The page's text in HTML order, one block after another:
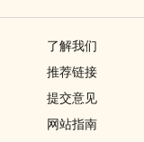
了解我们
推荐链接
提交意见
网站指南